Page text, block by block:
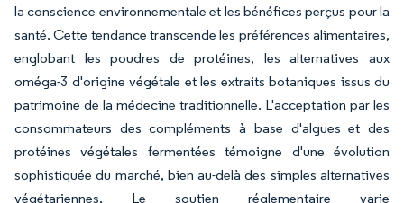
la conscience environnementale et les bénéfices perçus pour la
santé. Cette tendance transcende les préférences alimentaires,
englobant les poudres de protéines, les alternatives aux
oméga-3 d'origine végétale et les extraits botaniques issus du
patrimoine de la médecine traditionnelle. L'acceptation par les
consommateurs des compléments à base d'algues et des
protéines végétales fermentées témoigne d'une évolution
sophistiquée du marché, bien au-delà des simples alternatives
végétariennes. Le soutien réglementaire varie